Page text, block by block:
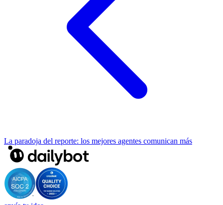
La paradoja del reporte: los mejores agentes comunican más